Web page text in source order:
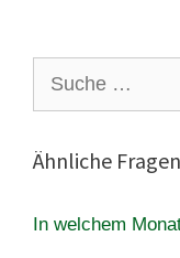
nach:
Ähnliche Fragen
In welchem